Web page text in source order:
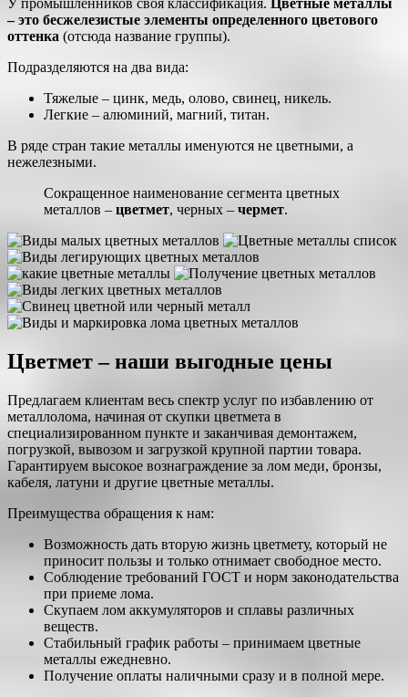
– это бесжелезистые элементы определенного цветового
оттенка (отсюда название группы).
Подразделяются на два вида:
Тяжелые – цинк, медь, олово, свинец, никель.
Легкие – алюминий, магний, титан.
В ряде стран такие металлы именуются не цветными, а
нежелезными.
Сокращенное наименование сегмента цветных
металлов – цветмет, черных – чермет.
Цветмет – наши выгодные цены
Предлагаем клиентам весь спектр услуг по избавлению от
металлолома, начиная от скупки цветмета в
специализированном пункте и заканчивая демонтажем,
погрузкой, вывозом и загрузкой крупной партии товара.
Гарантируем высокое вознаграждение за лом меди, бронзы,
кабеля, латуни и другие цветные металлы.
Преимущества обращения к нам:
Возможность дать вторую жизнь цветмету, который не
приносит пользы и только отнимает свободное место.
Соблюдение требований ГОСТ и норм законодательства
при приеме лома.
Скупаем лом аккумуляторов и сплавы различных
веществ.
Стабильный график работы – принимаем цветные
металлы ежедневно.
Получение оплаты наличными сразу и в полной мере.